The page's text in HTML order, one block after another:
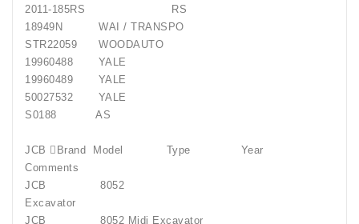
2011-185RS RS
18949N WAI / TRANSPO
STR22059 WOODAUTO
19960488 YALE
19960489 YALE
50027532 YALE
S0188 AS
JCB Brand Model Type Year
Comments
JCB 8052
Excavator
JCB 8052 Midi Excavator